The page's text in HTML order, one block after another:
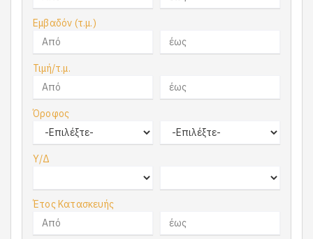
Εμβαδόν (τ.μ.)
Τιμή/τ.μ.
Όροφος
Υ/Δ
Έτος Κατασκευής